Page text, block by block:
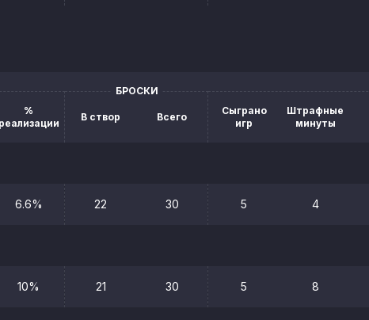
%
реализации
БРОСКИ
В створ Всего
Сыграно
игр
Штрафные
минуты
6.6% 22 30 5 4
10% 21 30 5 8